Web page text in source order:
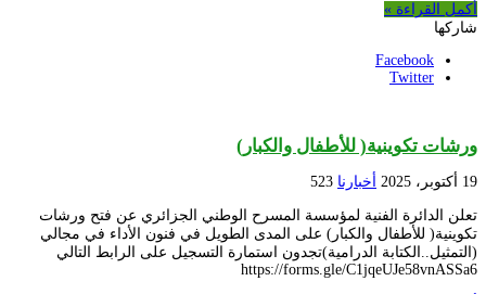
أكمل القراءة »
شاركها
Facebook
Twitter
ورشات تكوينية( للأطفال والكبار)
19 أكتوبر، 2025 أخبارنا 523
تعلن الدائرة الفنية لمؤسسة المسرح الوطني الجزائري عن فتح ورشات
تكوينية( للأطفال والكبار) على المدى الطويل في فنون الأداء في مجالي
(التمثيل..الكتابة الدرامية)تجدون استمارة التسجيل على الرابط التالي
https://forms.gle/C1jqeUJe58vnASSa6